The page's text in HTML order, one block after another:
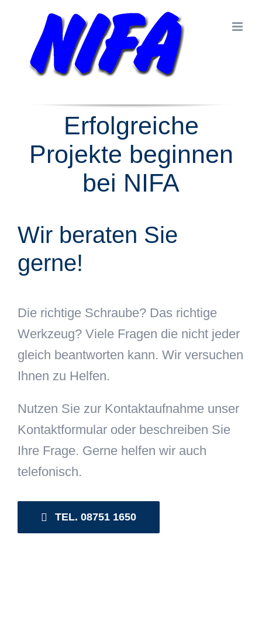
springen
Erfolgreiche
Projekte beginnen
bei NIFA
Wir beraten Sie
gerne!
Die richtige Schraube? Das richtige
Werkzeug? Viele Fragen die nicht jeder
gleich beantworten kann. Wir versuchen
Ihnen zu Helfen.
Nutzen Sie zur Kontaktaufnahme unser
Kontaktformular oder beschreiben Sie
Ihre Frage. Gerne helfen wir auch
telefonisch.
TEL. 08751 1650